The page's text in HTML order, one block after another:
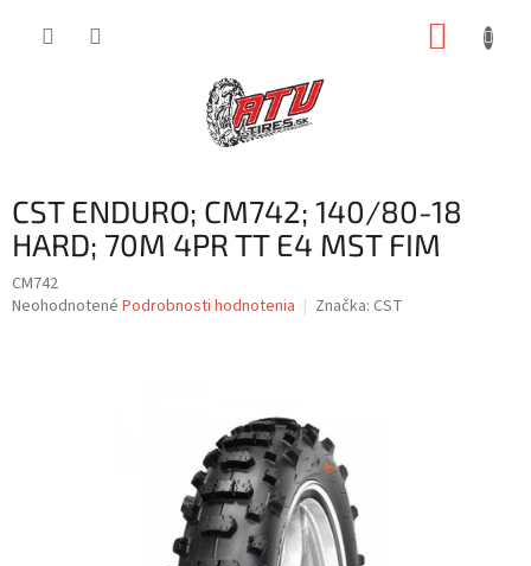
CST ENDURO; CM742; 140/80-18
HARD; 70M 4PR TT E4 MST FIM
CM742
Priemerné
Neohodnotené Podrobnosti hodnotenia Značka: CST